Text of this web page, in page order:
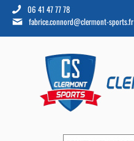
06 41 47 77 78
fabrice.connord@clermont-sports.fr